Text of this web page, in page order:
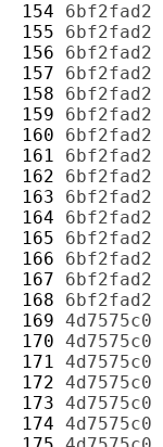
154 6bf2fad2
155 6bf2fad2
156 6bf2fad2
157 6bf2fad2
158 6bf2fad2
159 6bf2fad2
160 6bf2fad2
161 6bf2fad2
162 6bf2fad2
163 6bf2fad2
164 6bf2fad2
165 6bf2fad2
166 6bf2fad2
167 6bf2fad2
168 6bf2fad2
169 4d7575c0
170 4d7575c0
171 4d7575c0
172 4d7575c0
173 4d7575c0
174 4d7575c0